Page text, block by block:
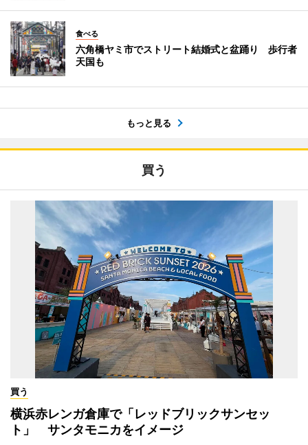
食べる
六角橋ヤミ市でストリート結婚式と盆踊り 歩行者
天国も
もっと見る
買う
買う
横浜赤レンガ倉庫で「レッドブリックサンセッ
ト」 サンタモニカをイメージ